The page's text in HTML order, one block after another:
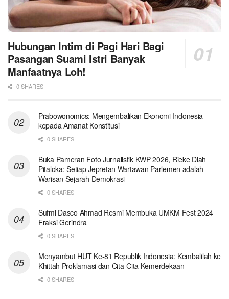
Hubungan Intim di Pagi Hari Bagi
Pasangan Suami Istri Banyak
Manfaatnya Loh!
0 SHARES
Prabowonomics: Mengembalikan Ekonomi Indonesia
kepada Amanat Konstitusi
0 SHARES
Buka Pameran Foto Jurnalistik KWP 2026, Rieke Diah
Pitaloka: Setiap Jepretan Wartawan Parlemen adalah
Warisan Sejarah Demokrasi
0 SHARES
Sufmi Dasco Ahmad Resmi Membuka UMKM Fest 2024
Fraksi Gerindra
0 SHARES
Menyambut HUT Ke-81 Republik Indonesia: Kembalilah ke
Khittah Proklamasi dan Cita-Cita Kemerdekaan
0 SHARES